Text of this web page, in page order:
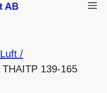
Luft /
139-165